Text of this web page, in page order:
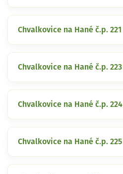
Chvalkovice na Hané č.p. 221
Chvalkovice na Hané č.p. 223
Chvalkovice na Hané č.p. 224
Chvalkovice na Hané č.p. 225